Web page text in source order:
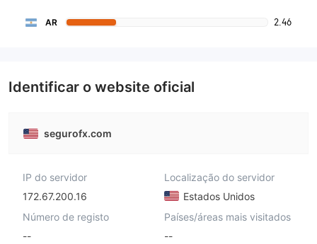
AR 2.46
Identificar o website oficial
segurofx.com
IP do servidor
172.67.200.16
Localização do servidor
Estados Unidos
Número de registo
--
Países/áreas mais visitados
--